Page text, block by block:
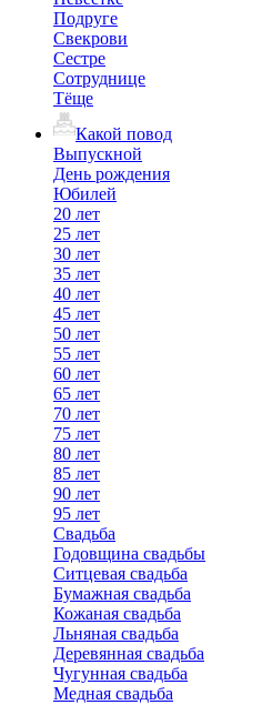
Подруге
Свекрови
Сестре
Сотруднице
Тёще
Какой повод
Выпускной
День рождения
Юбилей
20 лет
25 лет
30 лет
35 лет
40 лет
45 лет
50 лет
55 лет
60 лет
65 лет
70 лет
75 лет
80 лет
85 лет
90 лет
95 лет
Свадьба
Годовщина свадьбы
Ситцевая свадьба
Бумажная свадьба
Кожаная свадьба
Льняная свадьба
Деревянная свадьба
Чугунная свадьба
Медная свадьба